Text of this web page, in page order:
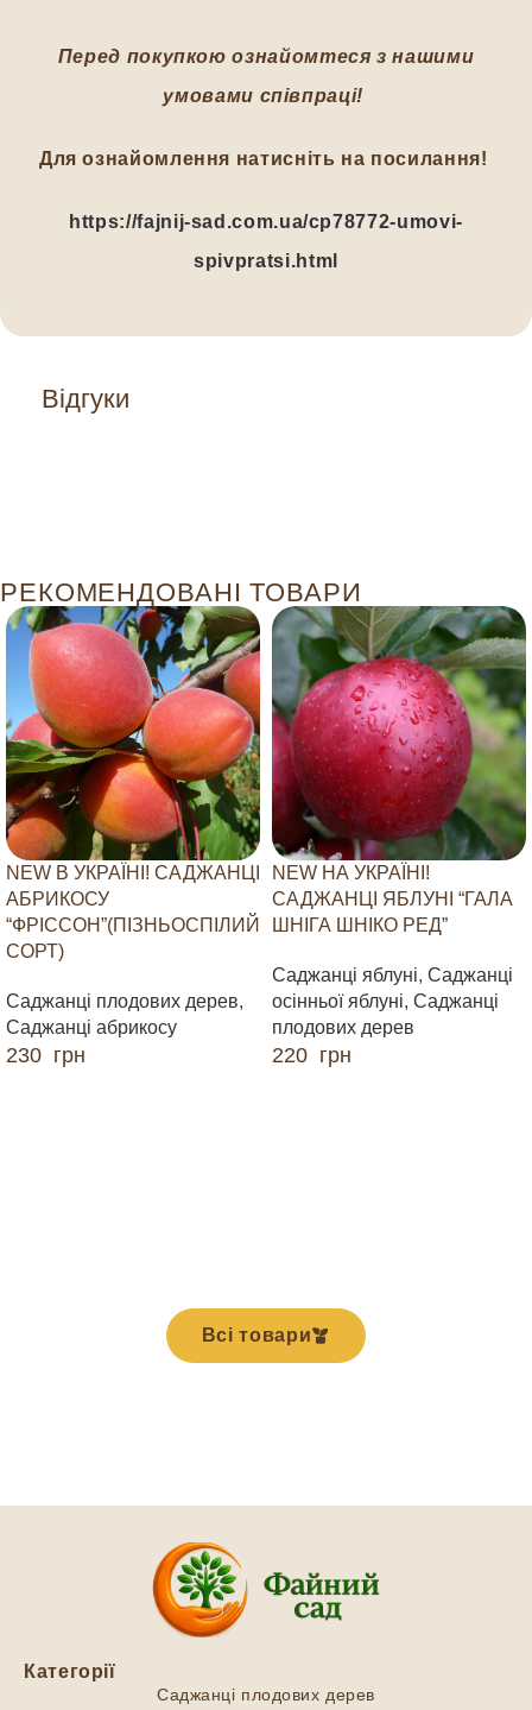
Відгуки
Перед покупкою ознайомтеся з нашими
умовами співпраці!
Для ознайомлення натисніть на посилання!
https://fajnij-sad.com.ua/cp78772-umovi-
spivpratsi.html
РЕКОМЕНДОВАНІ ТОВАРИ
NEW В УКРАЇНІ! САДЖАНЦІ
АБРИКОСУ
“ФРІССОН”(ПІЗНЬОСПІЛИЙ
СОРТ)
Саджанці плодових дерев,
Саджанці абрикосу
230 грн
NEW НА УКРАЇНІ!
САДЖАНЦІ ЯБЛУНІ “ГАЛА
ШНІГА ШНІКО РЕД”
Саджанці яблуні, Саджанці
осінньої яблуні, Саджанці
плодових дерев
220 грн
Всі товари
Категорії
Саджанці плодових дерев